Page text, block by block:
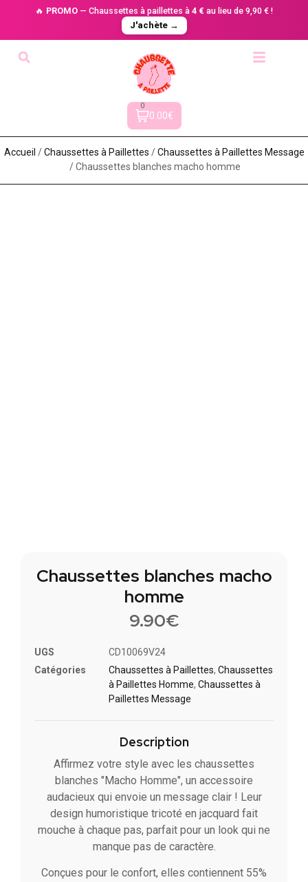
🔥 PROMO — Chaussettes à paillettes à 4 € au lieu de 9,90 € !
J'achète →
0
0.00€
Accueil /Chaussettes à Paillette​s /Chaussettes à Paillettes Message​
/ Chaussettes blanches macho homme
Chaussettes blanches macho
homme
9.90€
UGS
CD10069V24
Catégories
Chaussettes à Paillette​s, Chaussettes
à Paillettes Homme, Chaussettes à
Paillettes Message​
Description
Affirmez votre style avec les chaussettes
blanches "Macho Homme", un accessoire
audacieux qui envoie un message clair ! Leur
design humoristique tricoté en jacquard fait
mouche à chaque pas, parfait pour un look qui ne
manque pas de caractère.
Conçues pour le confort, elles contiennent 55%